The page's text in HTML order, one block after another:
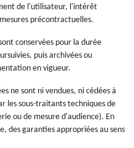
de l'utilisateur, l'intérêt
précontractuelles.
conservées pour la durée
puis archivées ou
en vigueur.
ne sont ni vendues, ni cédées à
les sous-traitants techniques de
ou de mesure d'audience). En
des garanties appropriées au sens